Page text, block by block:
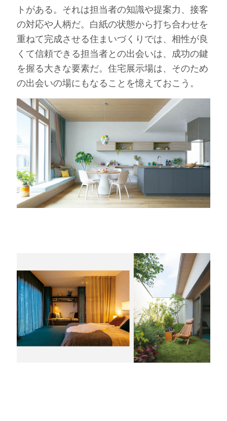
トがある。それは担当者の知識や提案力、接客
の対応や人柄だ。白紙の状態から打ち合わせを
重ねて完成させる住まいづくりでは、相性が良
くて信頼できる担当者との出会いは、成功の鍵
を握る大きな要素だ。住宅展示場は、そのため
の出会いの場にもなることを憶えておこう。